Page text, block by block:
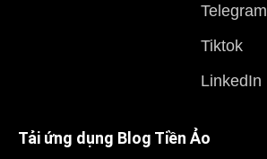
Telegram
Tiktok
LinkedIn
Tải ứng dụng Blog Tiền Ảo